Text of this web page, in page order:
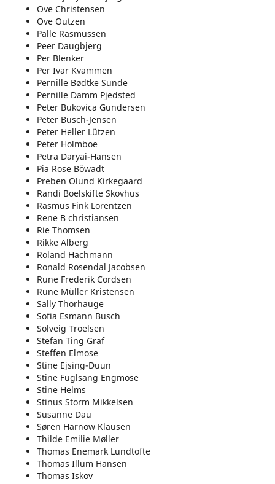
Ove Christensen
Ove Outzen
Palle Rasmussen
Peer Daugbjerg
Per Blenker
Per Ivar Kvammen
Pernille Bødtke Sunde
Pernille Damm Pjedsted
Peter Bukovica Gundersen
Peter Busch-Jensen
Peter Heller Lützen
Peter Holmboe
Petra Daryai-Hansen
Pia Rose Böwadt
Preben Olund Kirkegaard
Randi Boelskifte Skovhus
Rasmus Fink Lorentzen
Rene B christiansen
Rie Thomsen
Rikke Alberg
Roland Hachmann
Ronald Rosendal Jacobsen
Rune Frederik Cordsen
Rune Müller Kristensen
Sally Thorhauge
Sofia Esmann Busch
Solveig Troelsen
Stefan Ting Graf
Steffen Elmose
Stine Ejsing-Duun
Stine Fuglsang Engmose
Stine Helms
Stinus Storm Mikkelsen
Susanne Dau
Søren Harnow Klausen
Thilde Emilie Møller
Thomas Enemark Lundtofte
Thomas Illum Hansen
Thomas Iskov